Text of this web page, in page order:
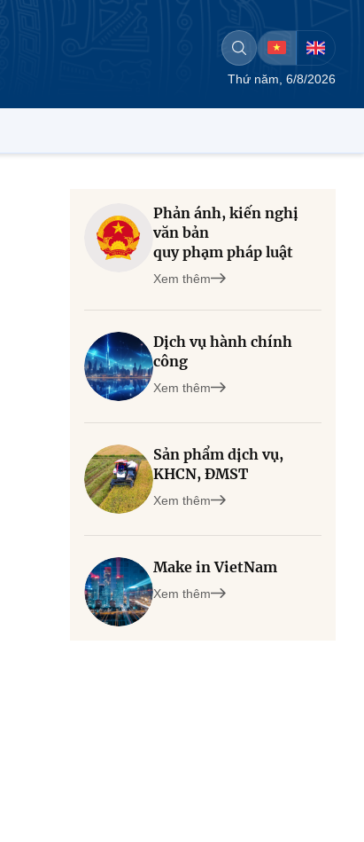
Thứ năm, 6/8/2026
Phản ánh, kiến nghị
văn bản
quy phạm pháp luật
Xem thêm
Dịch vụ hành chính
công
Xem thêm
Sản phẩm dịch vụ,
KHCN, ĐMST
Xem thêm
Make in VietNam
Xem thêm